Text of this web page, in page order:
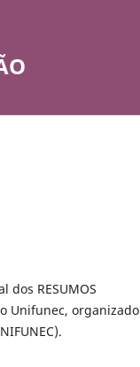
dos RESUMOS
Unifunec, organizado